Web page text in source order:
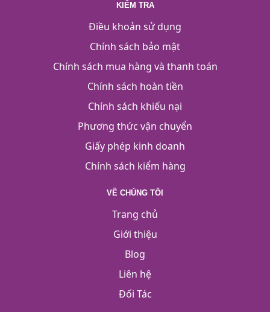
KIỂM TRA
Điều khoản sử dụng
Chính sách bảo mật
Chính sách mua hàng và thanh toán
Chính sách hoàn tiền
Chính sách khiếu nại
Phương thức vận chuyển
Giấy phép kinh doanh
Chính sách kiểm hàng
VỀ CHÚNG TÔI
Trang chủ
Giới thiệu
Blog
Liên hệ
Đối Tác